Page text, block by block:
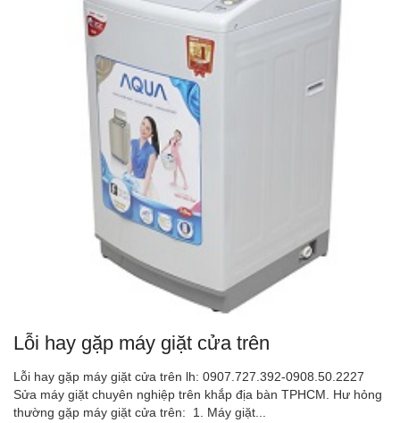
Lỗi hay gặp máy giặt cửa trên
Lỗi hay gặp máy giặt cửa trên lh: 0907.727.392-0908.50.2227
Sửa máy giặt chuyên nghiệp trên khắp địa bàn TPHCM. Hư hỏng
thường gặp máy giặt cửa trên: 1. Máy giặt...